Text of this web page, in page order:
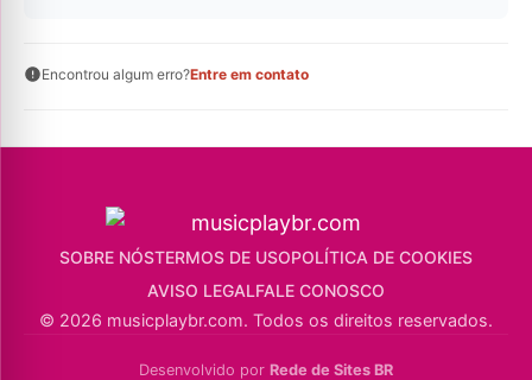
Encontrou algum erro?Entre em contato
SOBRE NÓSTERMOS DE USOPOLÍTICA DE COOKIES
AVISO LEGALFALE CONOSCO
© 2026 musicplaybr.com. Todos os direitos reservados.
Desenvolvido por Rede de Sites BR